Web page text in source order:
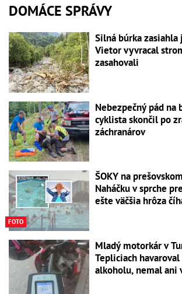
DOMÁCE SPRÁVY
Silná búrka zasiahla
Vietor vyvracal
zasahovali
Nebezpečný pád
cyklista skončil po
záchranárov
FOTO
ŠOKY na
Naháčku v sprche
ešte väčšia hrôza
Mladý motorkár v
Tepliciach
alkoholu, nemal ani